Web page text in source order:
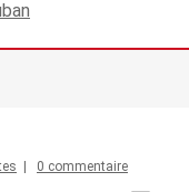
0 commentaire